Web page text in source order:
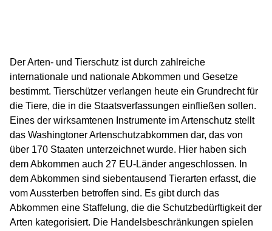
Der Arten- und Tierschutz ist durch zahlreiche
internationale und nationale Abkommen und Gesetze
bestimmt. Tierschützer verlangen heute ein Grundrecht für
die Tiere, die in die Staatsverfassungen einfließen sollen.
Eines der wirksamtenen Instrumente im Artenschutz stellt
das Washingtoner Artenschutzabkommen dar, das von
über 170 Staaten unterzeichnet wurde. Hier haben sich
dem Abkommen auch 27 EU-Länder angeschlossen. In
dem Abkommen sind siebentausend Tierarten erfasst, die
vom Aussterben betroffen sind. Es gibt durch das
Abkommen eine Staffelung, die die Schutzbedürftigkeit der
Arten kategorisiert. Die Handelsbeschränkungen spielen